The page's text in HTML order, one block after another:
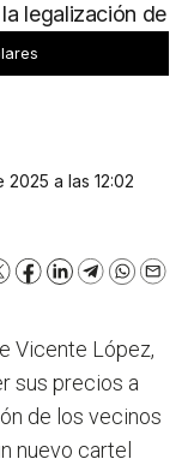
legalización de
ya es furor.
a las 12:02
Facebook
LinkedInTelegram
Vicente López,
sus precios a
de los vecinos
nuevo cartel